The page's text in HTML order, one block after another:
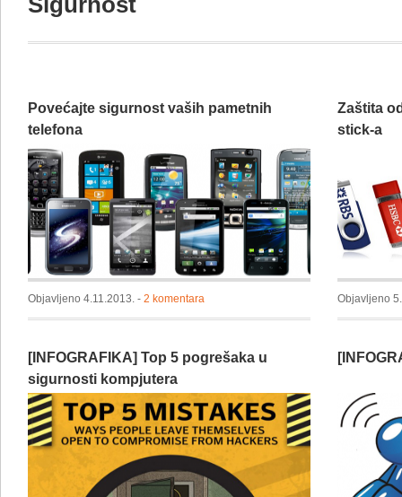
Povećajte sigurnost vaših pametnih
telefona
Objavljeno 4.11.2013. - 2 komentara
Zaštita
stick-a
Objavljeno
[INFOGRAFIKA] Top 5 pogrešaka u
sigurnosti kompjutera